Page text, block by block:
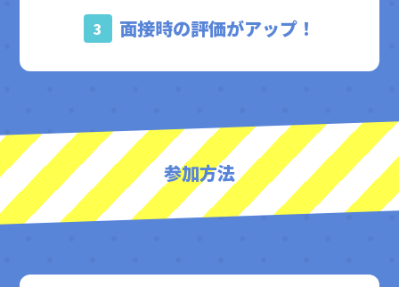
3 面接時の評価がアップ！
参加方法